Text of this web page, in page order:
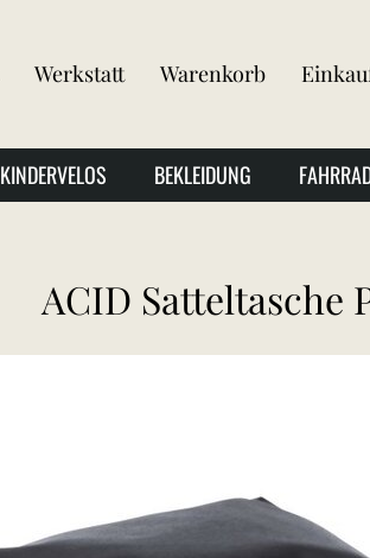
Werkstatt Warenkorb
KINDERVELOS BEKLEIDUNG
ACID Satteltasche